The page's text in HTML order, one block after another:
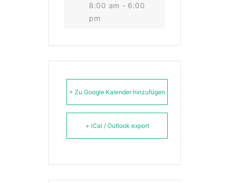
8:00 am - 6:00
pm
+ Zu Google Kalender hinzufügen
+ iCal / Outlook export